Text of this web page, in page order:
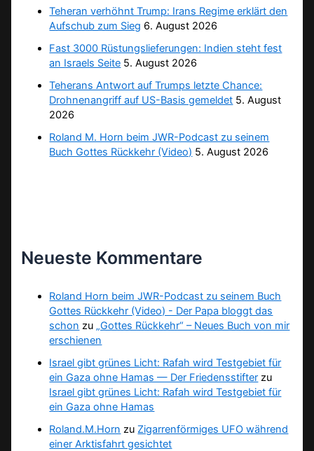
Teheran verhöhnt Trump: Irans Regime erklärt den
Aufschub zum Sieg 6. August 2026
Fast 3000 Rüstungslieferungen: Indien steht fest
an Israels Seite 5. August 2026
Teherans Antwort auf Trumps letzte Chance:
Drohnenangriff auf US-Basis gemeldet 5. August
2026
Roland M. Horn beim JWR-Podcast zu seinem
Buch Gottes Rückkehr (Video) 5. August 2026
Neueste Kommentare
Roland Horn beim JWR-Podcast zu seinem Buch
Gottes Rückkehr (Video) - Der Papa bloggt das
schon zu „Gottes Rückkehr“ – Neues Buch von mir
erschienen
Israel gibt grünes Licht: Rafah wird Testgebiet für
ein Gaza ohne Hamas — Der Friedensstifter zu
Israel gibt grünes Licht: Rafah wird Testgebiet für
ein Gaza ohne Hamas
Roland.M.Horn zu Zigarrenförmiges UFO während
einer Arktisfahrt gesichtet